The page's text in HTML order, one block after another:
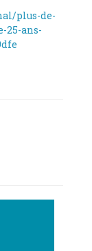
plus-de-
ans-